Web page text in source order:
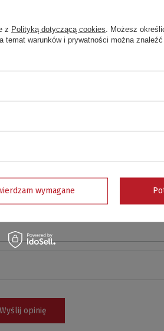
Wyślij opinię
z Polityką dotyczącą cookies . Możesz
temat warunków i prywatności można
wymagane